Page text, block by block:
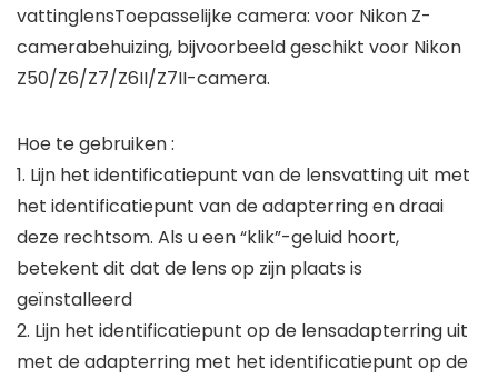
vattinglensToepasselijke camera: voor Nikon Z-
camerabehuizing, bijvoorbeeld geschikt voor Nikon
Z50/Z6/Z7/Z6II/Z7II-camera.
Hoe te gebruiken :
1. Lijn het identificatiepunt van de lensvatting uit met
het identificatiepunt van de adapterring en draai
deze rechtsom. Als u een “klik”-geluid hoort,
betekent dit dat de lens op zijn plaats is
geïnstalleerd
2. Lijn het identificatiepunt op de lensadapterring uit
met de adapterring met het identificatiepunt op de